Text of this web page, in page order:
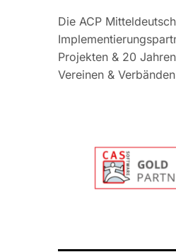
Die ACP
Projekten & 20
Vereinen &